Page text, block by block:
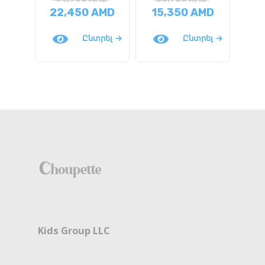
22,450AMD
Ընտրել
15,350AMD
Ընտրել
Kids Group LLC